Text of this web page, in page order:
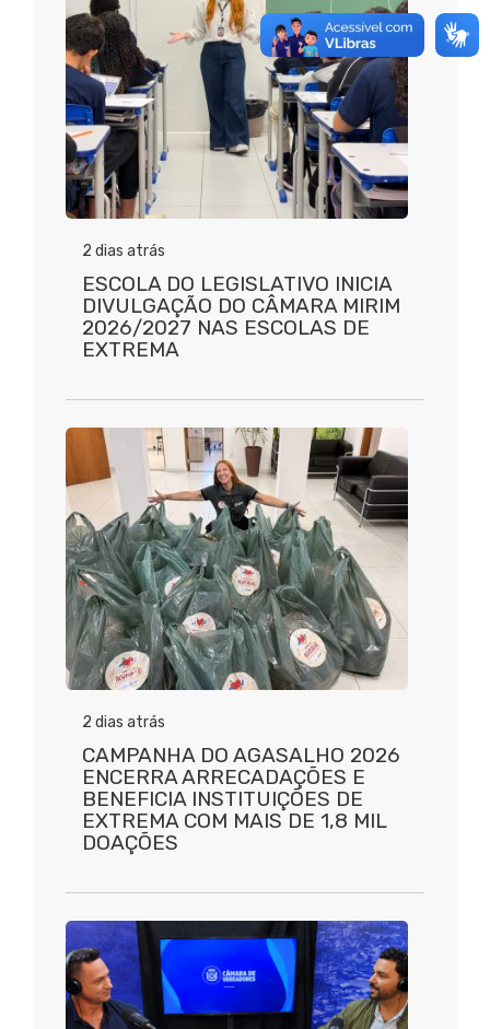
2 dias atrás
ESCOLA DO LEGISLATIVO INICIA
DIVULGAÇÃO DO CÂMARA MIRIM
2026/2027 NAS ESCOLAS DE
EXTREMA
2 dias atrás
CAMPANHA DO AGASALHO 2026
ENCERRA ARRECADAÇÕES E
BENEFICIA INSTITUIÇÕES DE
EXTREMA COM MAIS DE 1,8 MIL
DOAÇÕES